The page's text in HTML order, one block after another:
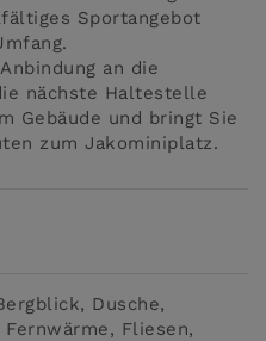
Sportangebot
an die
nächste Haltestelle
Gebäude und bringt Sie
zum Jakominiplatz.
Dusche
Fernwärme
Fliesen